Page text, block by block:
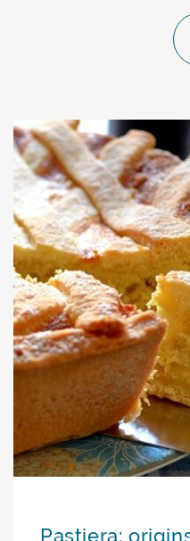
Pastiera: